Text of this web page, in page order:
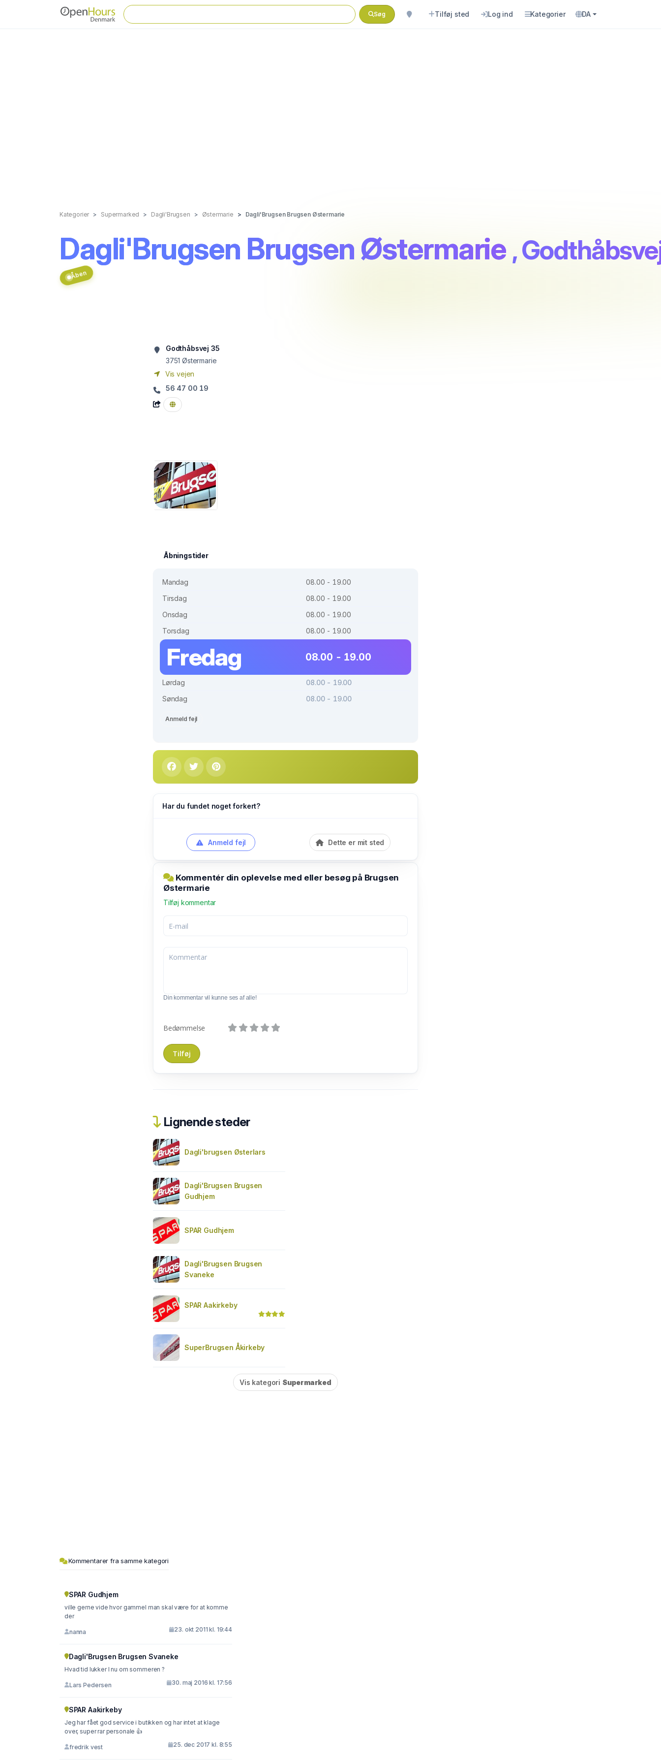
Søg Tilføj sted Log ind Kategorier DA
Kategorier Supermarked Dagli'Brugsen Østermarie Dagli'Brugsen Brugsen Østermarie
Dagli'Brugsen Brugsen Østermarie ,
Åben
Godthåbsvej 35
3751 Østermarie
Vis vejen
56 47 00 19
Åbningstider
Mandag
08.00 - 19.00
Tirsdag
08.00 - 19.00
Onsdag
08.00 - 19.00
Torsdag
08.00 - 19.00
Fredag 08.00 - 19.00
Lørdag
08.00 - 19.00
Søndag
08.00 - 19.00
Anmeld fejl
Har du fundet noget forkert?
Anmeld fejl Dette er mit sted
Kommentér din oplevelse med eller besøg på Brugsen
Østermarie
Tilføj kommentar
Din kommentar vil kunne ses af alle!
Bedømmelse
Lignende steder
Dagli'brugsen Østerlars
Dagli'Brugsen Brugsen
Gudhjem
SPAR Gudhjem
Dagli'Brugsen Brugsen
Svaneke
SPAR Aakirkeby
SuperBrugsen Åkirkeby
Vis kategori Supermarked
Kommentarer fra samme kategori
SPAR Gudhjem
ville gerne vide hvor gammel man skal være for at komme
der
nanna 23. okt 2011 kl. 19:44
Dagli'Brugsen Brugsen Svaneke
Hvad tid lukker I nu om sommeren ?
Lars Pedersen 30. maj 2016 kl. 17:56
SPAR Aakirkeby
Jeg har fået god service i butikken og har intet at klage
over, super rar personale 👍
fredrik vest 25. dec 2017 kl. 8:55